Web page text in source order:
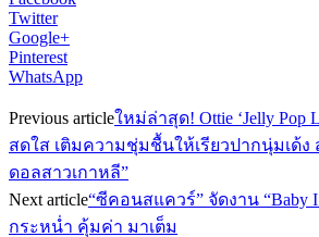
Twitter
Google+
Pinterest
WhatsApp
Previous articleใหม่ล่าสุด! Ottie ‘Jelly Pop
สดใส เติมความชุ่มชื้นให้เรียวปากนุ่มเด้
ดอลสาวเกาหลี”
Next article“ซีคอนสแควร์” จัดงาน “Baby I
กระหน่ำ คุ้มค่า มาเต็ม